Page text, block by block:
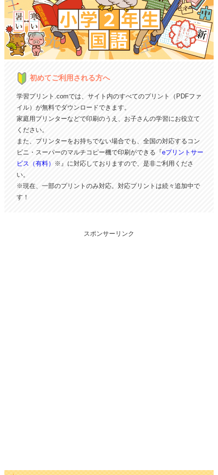
初めてご利用される方へ
学習プリント.comでは、サイト内のすべてのプリント（PDFファ
イル）が無料でダウンロードできます。
家庭用プリンターなどで印刷のうえ、お子さんの学習にお役立て
ください。
また、プリンターをお持ちでない場合でも、全国の対応するコン
ビニ・スーパーのマルチコピー機で印刷ができる『eプリントサー
ビス（有料）
※』に対応しておりますので、是非ご利用くださ
い。
※現在、一部のプリントのみ対応。対応プリントは続々追加中で
す！
スポンサーリンク